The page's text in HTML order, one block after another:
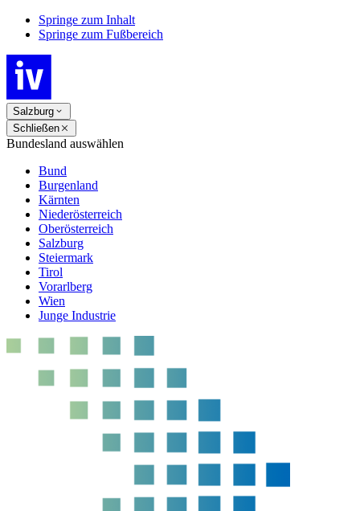
Springe zum Inhalt
Springe zum Fußbereich
Salzburg
Schließen
Bundesland auswählen
Bund
Burgenland
Kärnten
Niederösterreich
Oberösterreich
Salzburg
Steiermark
Tirol
Vorarlberg
Wien
Junge Industrie